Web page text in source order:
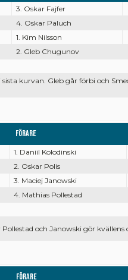
3. Oskar Fajfer
4. Oskar Paluch
1. Kim Nilsson
2. Gleb Chugunov
sista kurvan. Gleb går förbi och
Förare
1. Daniil Kolodinski
2. Oskar Polis
3. Maciej Janowski
4. Mathias Pollestad
Pollestad och Janowski gör
Förare